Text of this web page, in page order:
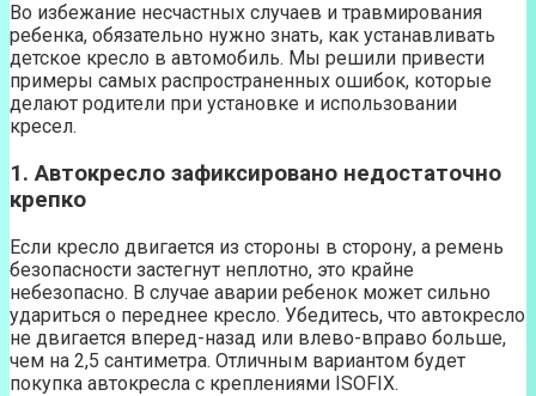
Во избежание несчастных случаев и травмирования
ребенка, обязательно нужно знать, как устанавливать
детское кресло в автомобиль. Мы решили привести
примеры самых распространенных ошибок, которые
делают родители при установке и использовании
кресел.
1. Автокресло зафиксировано недостаточно
крепко
Если кресло двигается из стороны в сторону, а ремень
безопасности застегнут неплотно, это крайне
небезопасно. В случае аварии ребенок может сильно
удариться о переднее кресло. Убедитесь, что автокресло
не двигается вперед-назад или влево-вправо больше,
чем на 2,5 сантиметра. Отличным вариантом будет
покупка автокресла с креплениями ISOFIX.